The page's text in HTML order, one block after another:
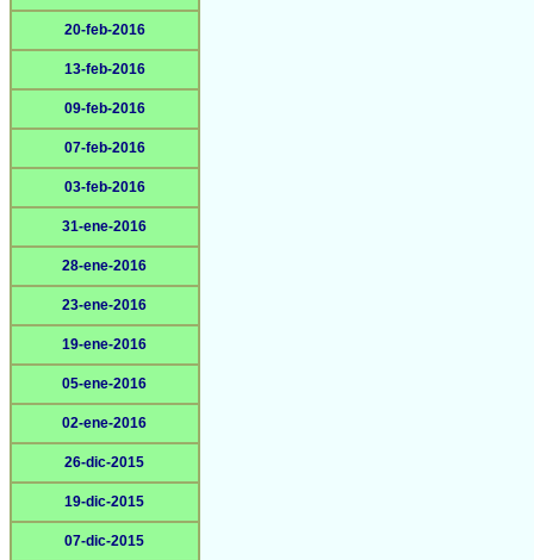
20-feb-2016
13-feb-2016
09-feb-2016
07-feb-2016
03-feb-2016
31-ene-2016
28-ene-2016
23-ene-2016
19-ene-2016
05-ene-2016
02-ene-2016
26-dic-2015
19-dic-2015
07-dic-2015